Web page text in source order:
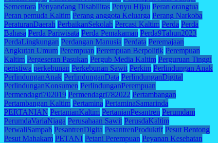
Sementara Penyandang Disabilitas Penyu Hijau Peran orangtua
Peran pemuda Kaltim Perang anggota Keluarga Perang Narkoba
PeraturanDaerah PerbaikanSekolah Percasi Kaltim Perda Perda
Bahasa Perda Pariwisata Perda Pemakaman Perda9Tahun2023
PerdaLingkungan Perdangan Manusia Perdata Peremajaan
Angkutan Umum Perempuan Perempuan Berpolitik Perempuan
Kaltim Pergeseran Pasukan Pergub Media Kaltim Perguruan Tinggi
peristiwa perkebunan Perkebunan Sawit Perkim Perlindungan Anak
PerlindunganAnak PerlindunganData PerlindunganDigital
PerlindunganKonsumen PerlindunganPerempuan
Permendagri702019 Permendagri782022 Pertambangan
Pertambangan Kaltim Pertamina PertaminaSamarinda
PERTANIAN PertanianKaltim PertanianPesantren Perumdam
PerumdaVariaNiaga Perusahaan Sawit PerusdaKaltim
PerwaliSampah PesantrenDigita PesantrenProduktif Pesut Bentong
Pesut Mahakam PETANI Petani Perempuan Peyanan Kesehatan